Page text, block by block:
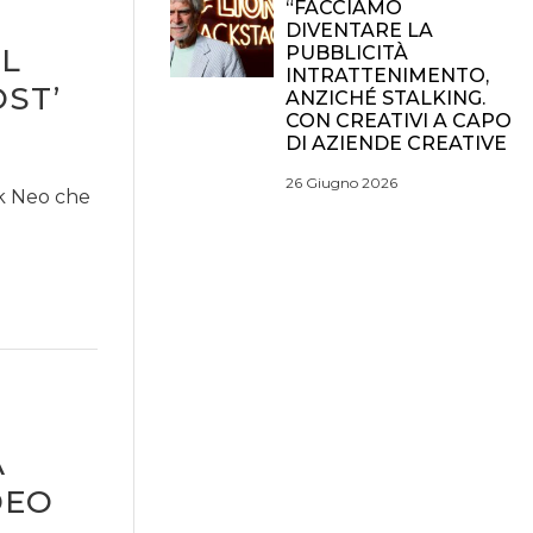
Neo che
“FACCIAMO
DIVENTARE LA
PUBBLICITÀ
INTRATTENIMENTO,
ANZICHÉ STALKING.
CON CREATIVI A CAPO
DI AZIENDE CREATIVE
26 Giugno 2026